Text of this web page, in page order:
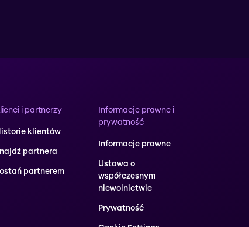
i partnerzy
klientów
partnera
partnerem
Informacje prawne i
prywatność
Informacje prawne
Ustawa o
współczesnym
niewolnictwie
Prywatność